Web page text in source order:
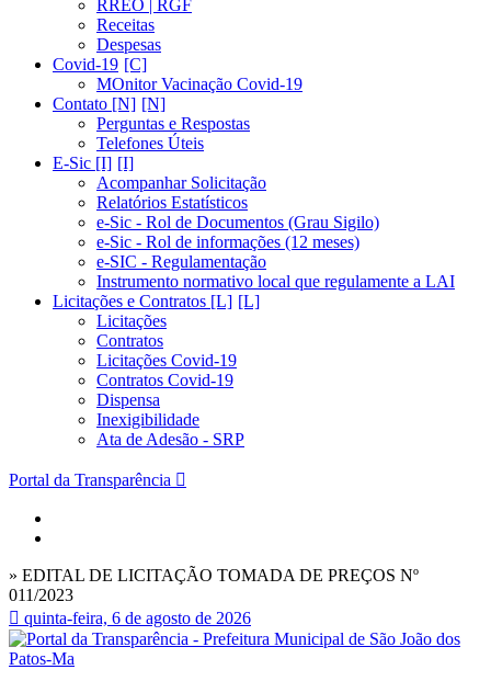
RREO | RGF
Receitas
Despesas
Covid-19
MOnitor Vacinação Covid-19
Contato [N]
Perguntas e Respostas
Telefones Úteis
E-Sic [I]
Acompanhar Solicitação
Relatórios Estatísticos
e-Sic - Rol de Documentos (Grau Sigilo)
e-Sic - Rol de informações (12 meses)
e-SIC - Regulamentação
Instrumento normativo local que regulamente a LAI
Licitações e Contratos [L]
Licitações
Contratos
Licitações Covid-19
Contratos Covid-19
Dispensa
Inexigibilidade
Ata de Adesão - SRP
Portal da Transparência
» EDITAL DE LICITAÇÃO TOMADA DE PREÇOS Nº
011/2023
quinta-feira, 6 de agosto de 2026